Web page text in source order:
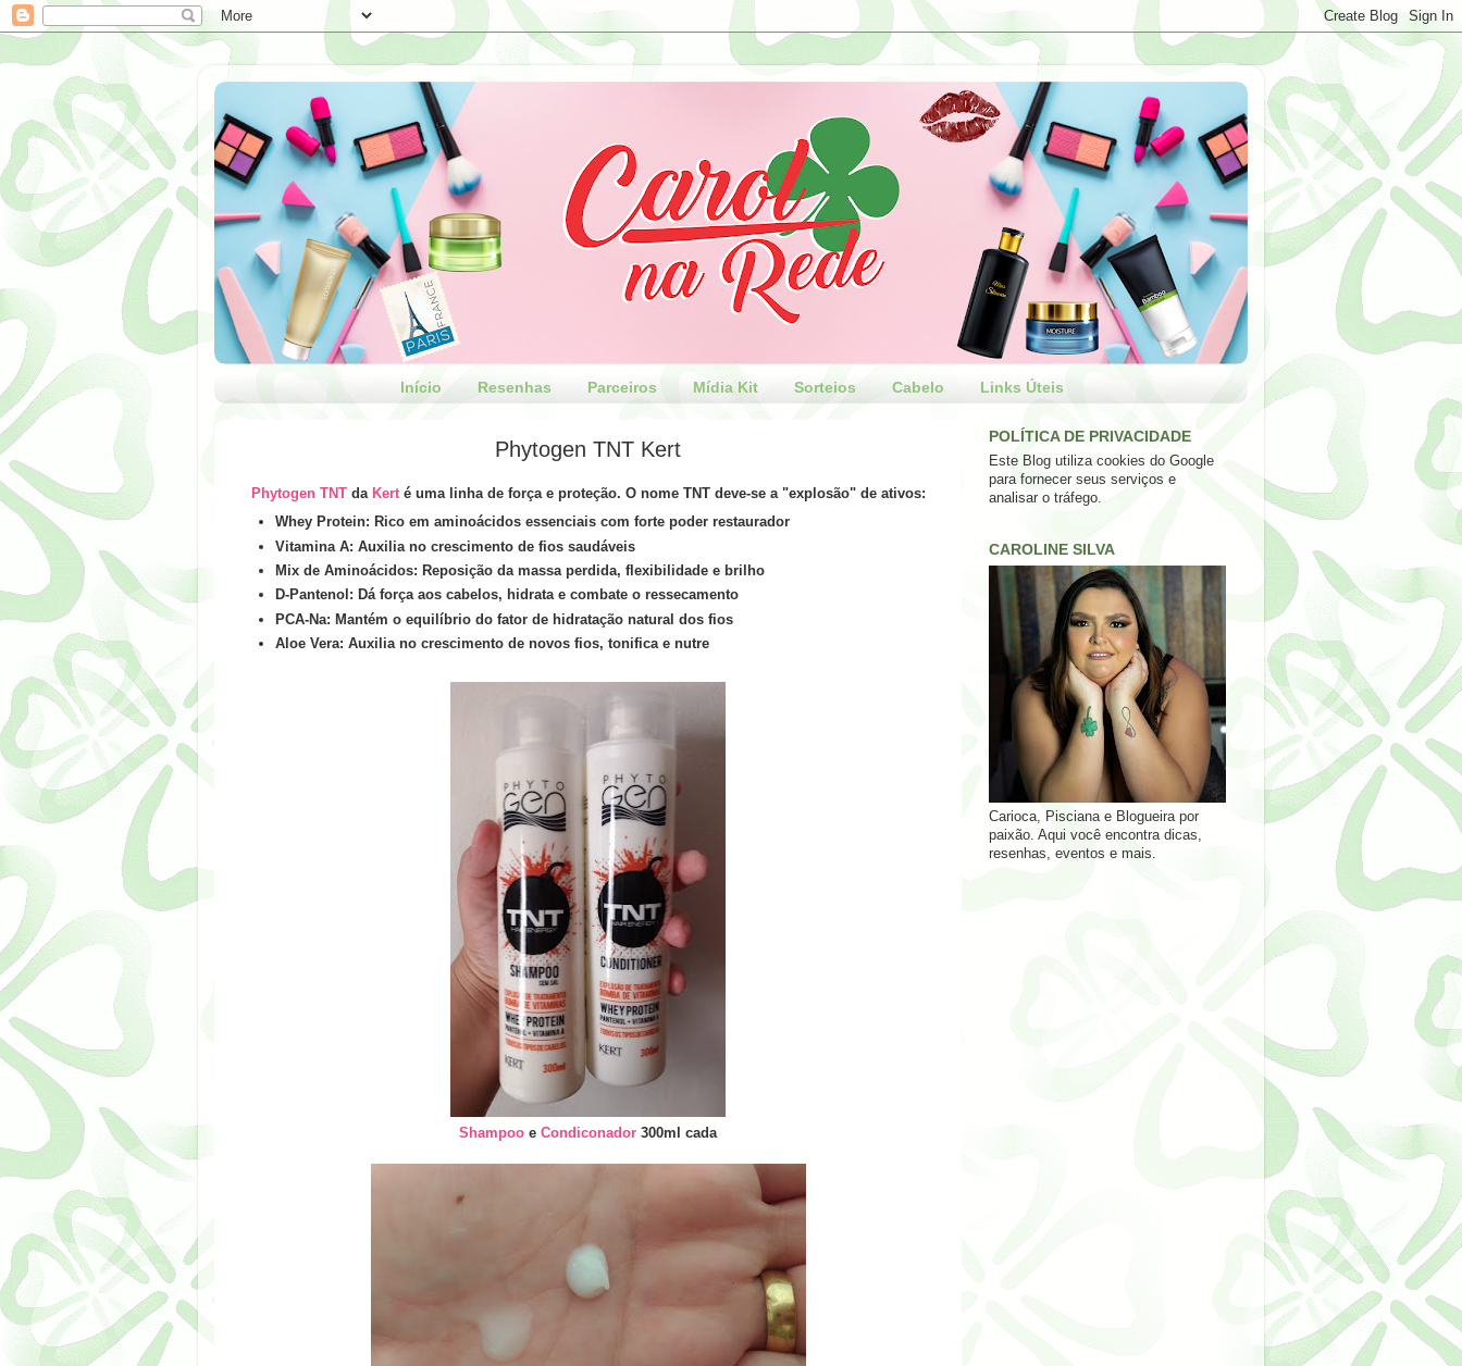
Início Resenhas Parceiros Mídia Kit Sorteios Cabelo Links Úteis
Phytogen TNT Kert
Phytogen TNTda Kerté uma linha de força e proteção. O nome TNT deve-se a "explosão" de ativos:
Whey Protein: Rico em aminoácidos essenciais com forte poder restaurador
Vitamina A: Auxilia no crescimento de fios saudáveis
Mix de Aminoácidos: Reposição da massa perdida, flexibilidade e brilho
D-Pantenol: Dá força aos cabelos, hidrata e combate o ressecamento
PCA-Na: Mantém o equilíbrio do fator de hidratação natural dos fios
Aloe Vera: Auxilia no crescimento de novos fios, tonifica e nutre
Shampoo e Condiconador 300ml cada
POLÍTICA DE PRIVACIDADE
Este Blog utiliza cookies do Google
para fornecer seus serviços e
analisar o tráfego.
CAROLINE SILVA
Carioca, Pisciana e Blogueira por
paixão. Aqui você encontra dicas,
resenhas, eventos e mais.